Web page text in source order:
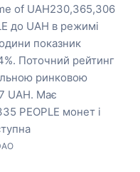
of UAH230,365,306
до UAH в режимі
показник
Поточний рейтинг
ринковою
UAH. Має
PEOPLE монет і